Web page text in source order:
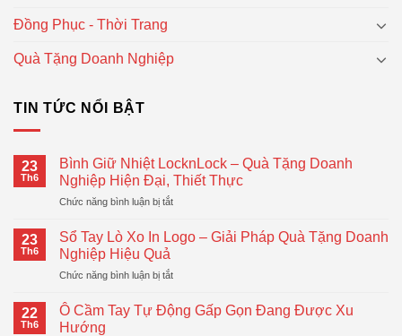
Đồng Phục - Thời Trang
Quà Tặng Doanh Nghiệp
TIN TỨC NỔI BẬT
23
Th6
Bình Giữ Nhiệt LocknLock – Quà Tặng Doanh
Nghiệp Hiện Đại, Thiết Thực
Chức năng bình luận bị tắtở
Nhiệt
–
Tặng
23
Th6
Sổ Tay Lò Xo In Logo – Giải Pháp Quà Tặng Doanh
Nghiệp Hiệu Quả
Chức năng bình luận bị tắtở
Tay
22
Th6
Ô Cầm Tay Tự Động Gấp Gọn Đang Được Xu
Hướng